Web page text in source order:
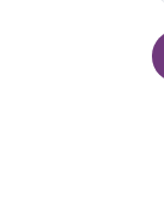
праспект
г. Мiнск,
Тэл.: